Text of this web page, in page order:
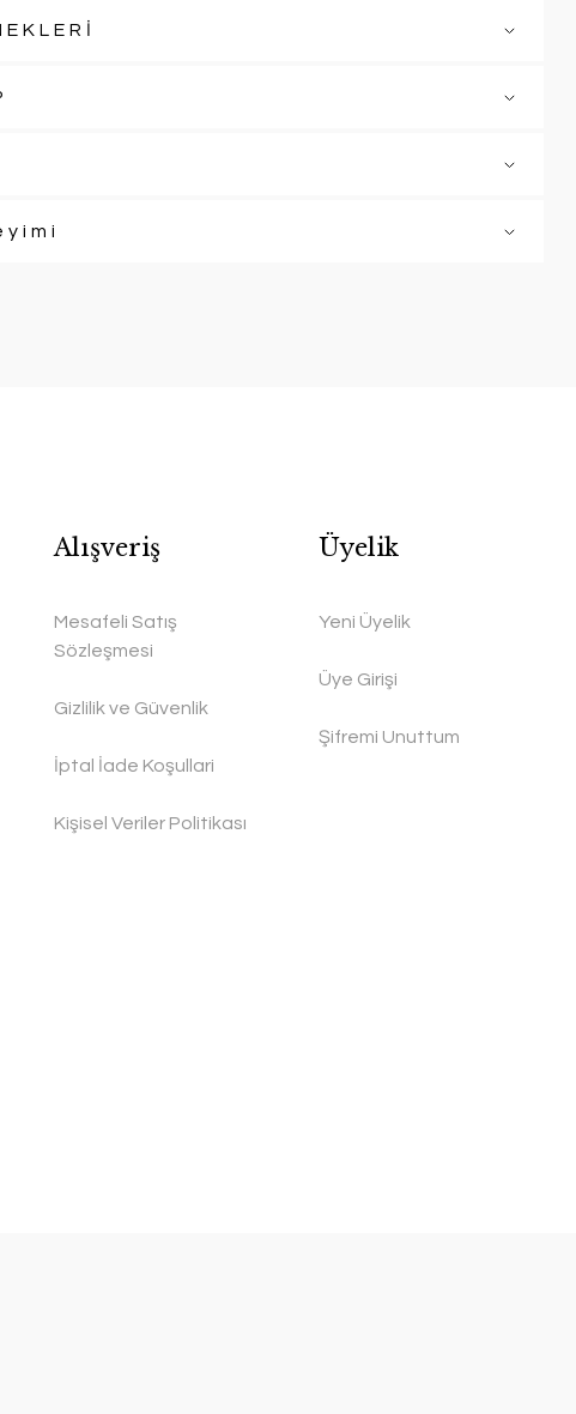
Alışveriş
Mesafeli Satış
Sözleşmesi
Gizlilik ve Güvenlik
İptal İade Koşullari
Kişisel Veriler Politikası
Üyelik
Yeni Üyelik
Üye Girişi
Şifremi Unuttum